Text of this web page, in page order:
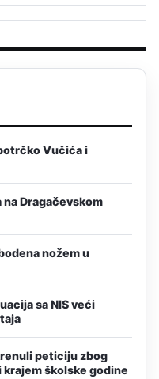
Vučića i
Dragačevskom
nožem u
sa NIS veći
peticiju zbog
školske godine